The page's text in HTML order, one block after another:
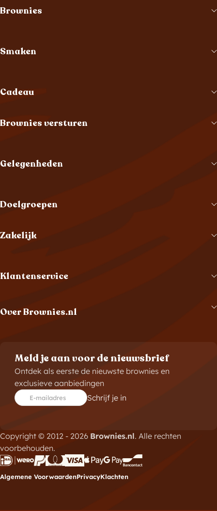
Brownies
Smaken
Cadeau
Brownies versturen
Gelegenheden
Doelgroepen
Zakelijk
Klantenservice
Over Brownies.nl
Meld je aan voor de nieuwsbrief
Ontdek als eerste de nieuwste brownies en
exclusieve aanbiedingen
E-mailadres Schrijf je in
Copyright © 2012 - 2026 Brownies.nl. Alle rechten
voorbehouden.
Algemene VoorwaardenPrivacyKlachten